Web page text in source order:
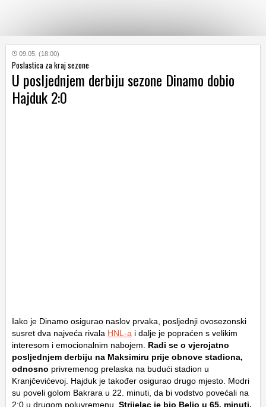
KATEGORIJE
HRVATSKI
WEB
09.05. (18:00)
Poslastica za kraj sezone
U posljednjem derbiju sezone Dinamo dobio
Hajduk 2:0
Iako je Dinamo osigurao naslov prvaka, posljednji ovosezonski
susret dva najveća rivala HNL-a i dalje je popraćen s velikim
interesom i emocionalnim nabojem. Radi se o vjerojatno
posljednjem derbiju na Maksimiru prije obnove stadiona,
odnosno privremenog prelaska na budući stadion u
Kranjčevićevoj. Hajduk je također osigurao drugo mjesto. Modri
su poveli golom Bakrara u 22. minuti, da bi vodstvo povećali na
2:0 u drugom poluvremenu. Strijelac je bio Beljo u 65. minuti.